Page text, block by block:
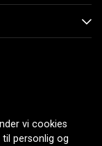
vi cookies
personlig og